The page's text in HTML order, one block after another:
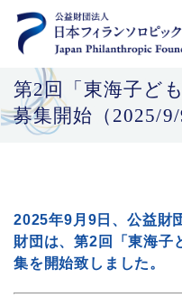
第2回「東海子ど
募集開始（2025/9/
2025年9月9日、公益財
財団は、第2回「東海子
集を開始致しました。